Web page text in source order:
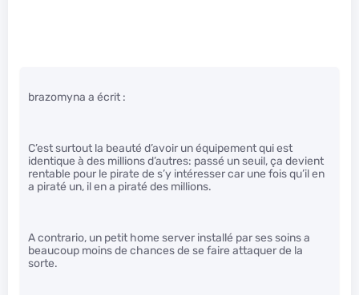
brazomyna a écrit :
C’est surtout la beauté d’avoir un équipement qui est
identique à des millions d’autres: passé un seuil, ça devient
rentable pour le pirate de s’y intéresser car une fois qu’il en
a piraté un, il en a piraté des millions.
A contrario, un petit home server installé par ses soins a
beaucoup moins de chances de se faire attaquer de la
sorte.